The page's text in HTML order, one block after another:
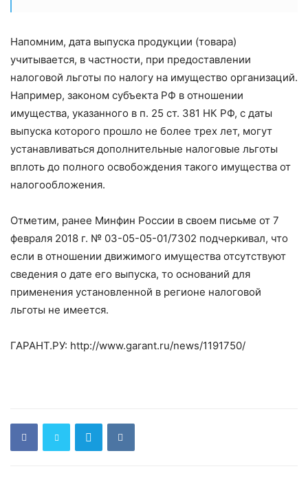
Напомним, дата выпуска продукции (товара)
учитывается, в частности, при предоставлении
налоговой льготы по налогу на имущество организаций.
Например, законом субъекта РФ в отношении
имущества, указанного в п. 25 ст. 381 НК РФ, с даты
выпуска которого прошло не более трех лет, могут
устанавливаться дополнительные налоговые льготы
вплоть до полного освобождения такого имущества от
налогообложения.
Отметим, ранее Минфин России в своем письме от 7
февраля 2018 г. № 03-05-05-01/7302 подчеркивал, что
если в отношении движимого имущества отсутствуют
сведения о дате его выпуска, то оснований для
применения установленной в регионе налоговой
льготы не имеется.
ГАРАНТ.РУ: http://www.garant.ru/news/1191750/